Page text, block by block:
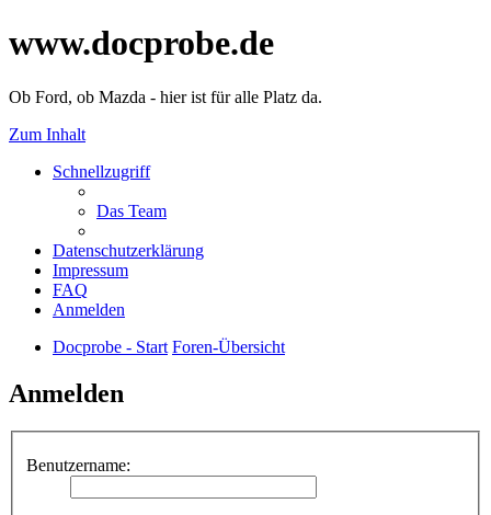
www.docprobe.de
Ob Ford, ob Mazda - hier ist für alle Platz da.
Zum Inhalt
Schnellzugriff
Das Team
Datenschutzerklärung
Impressum
FAQ
Anmelden
Docprobe - Start Foren-Übersicht
Anmelden
Benutzername: